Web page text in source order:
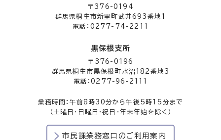
〒376-0194
群馬県桐生市新里町武井693番地1
電話：0277-74-2211
黒保根支所
〒376-0196
群馬県桐生市黒保根町水沼182番地3
電話：0277-96-2111
業務時間：午前8時30分から午後5時15分まで
（土曜日・日曜日・祝日・年末年始を除く）
市民課業務窓口のご利用案内